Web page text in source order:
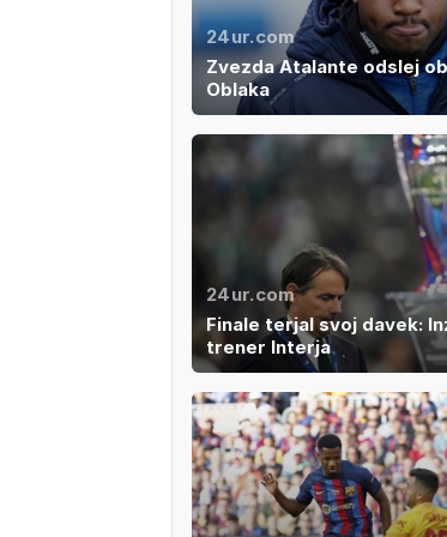
24ur.com
Zvezda Atalante odslej
Oblaka
24ur.com
Finale terjal svoj davek:
trener Interja